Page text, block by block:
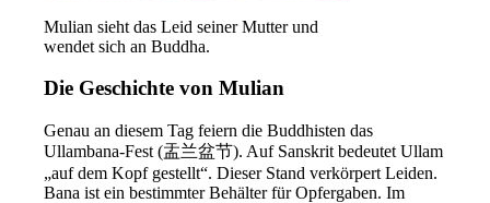
Mulian sieht das Leid seiner Mutter und
wendet sich an Buddha.
Die Geschichte von Mulian
Genau an diesem Tag feiern die Buddhisten das
Ullambana-Fest (盂兰盆节). Auf Sanskrit bedeutet Ullam
„auf dem Kopf gestellt“. Dieser Stand verkörpert Leiden.
Bana ist ein bestimmter Behälter für Opfergaben. Im